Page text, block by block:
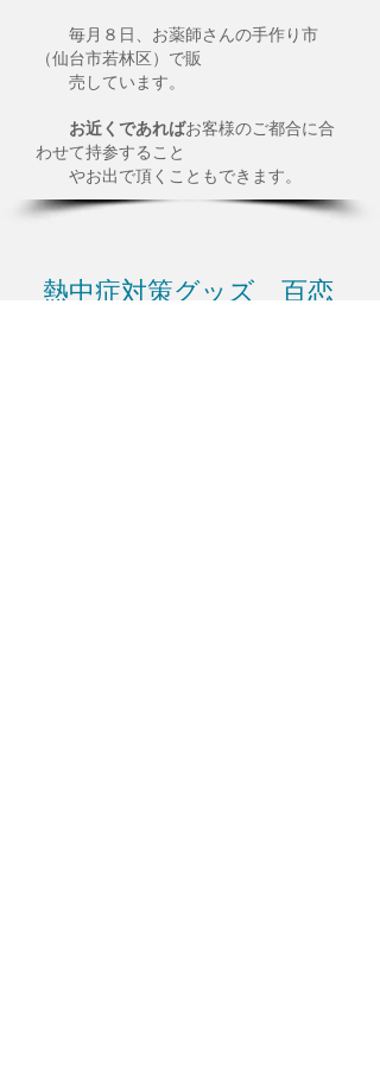
毎月８日、お薬師さんの手作り市
（仙台市若林区）で販
売しています。
お近くであればお客様のご都合に合
わせて持参すること
やお出で頂くこともできます。
熱中症対策グッズ 百恋